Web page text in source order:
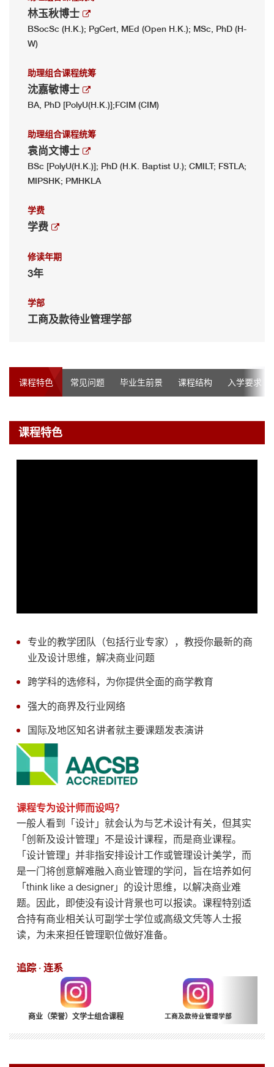
林玉秋博士
BSocSc (H.K.); PgCert, MEd (Open H.K.); MSc, PhD (H-
W)
助理组合课程统筹
沈嘉敏博士
BA, PhD [PolyU(H.K.)];FCIM (CIM)
助理组合课程统筹
袁尚文博士
BSc [PolyU(H.K.)]; PhD (H.K. Baptist U.); CMILT; FSTLA;
MIPSHK; PMHKLA
学费
学费
修读年期
3年
学部
工商及款待业管理学部
课程特色 常见问题 毕业生前景 课程结构 入学要求
课程特色
专业的教学团队（包括行业专家），教授你最新的商
业及设计思维，解决商业问题
跨学科的选修科，为你提供全面的商学教育
强大的商界及行业网络
国际及地区知名讲者就主要课题发表演讲
课程专为设计师而设吗？
一般人看到「设计」就会认为与艺术设计有关，但其实
「创新及设计管理」不是设计课程，而是商业课程。
「设计管理」并非指安排设计工作或管理设计美学，而
是一门将创意解难融入商业管理的学问，旨在培养如何
「think like a designer」的设计思维，以解决商业难
题。因此，即使没有设计背景也可以报读。课程特别适
合持有商业相关认可副学士学位或高级文凭等人士报
读，为未来担任管理职位做好准备。
追踪 · 连系
商业（荣誉）文学士组合课程 工商及款待业管理学部